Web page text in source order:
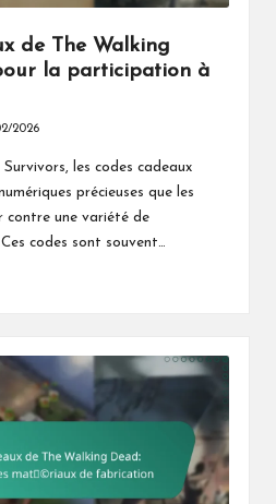
de The Walking
la participation à
2026
les codes cadeaux
précieuses que les
contre une variété de
codes sont souvent…